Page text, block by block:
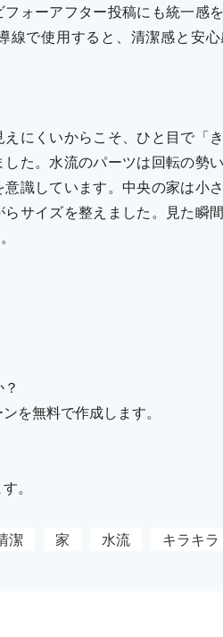
ォーアフター投稿にも統一感
線で使用すると、清潔感と安
にくいからこそ、ひと目で「
た。水流のパーツは回転の勢
識しています。中央の家は小
サイズを整えました。見た瞬
を無料で作成します。
。
潔 家 水流 キラキラ